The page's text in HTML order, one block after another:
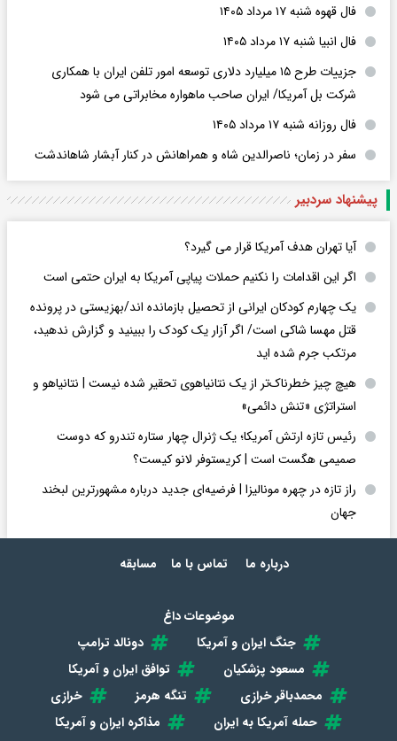
فال قهوه شنبه ۱۷ مرداد ۱۴۰۵
فال انبیا شنبه ۱۷ مرداد ۱۴۰۵
جزییات طرح ۱۵ میلیارد دلاری توسعه امور تلفن ایران با همکاری
شرکت بل آمریکا/ ایران صاحب ماهواره مخابراتی می شود
فال روزانه شنبه ۱۷ مرداد ۱۴۰۵
سفر در زمان؛ ناصرالدین شاه و همراهانش در کنار آبشار شاهاندشت
پیشنهاد سردبیر
آیا تهران هدف آمریکا قرار می گیرد؟
اگر این اقدامات را نکنیم حملات پیاپی آمریکا به ایران حتمی است
یک چهارم کودکان ایرانی از تحصیل بازمانده اند/بهزیستی در پرونده
قتل مهسا شاکی است/ اگر آزار یک کودک را ببینید و گزارش ندهید،
مرتکب جرم شده اید
هیچ چیز خطرناک‌تر از یک نتانیاهوی تحقیر شده نیست | نتانیاهو و
استراتژی «تنش دائمی»
رئیس تازه ارتش آمریکا؛ یک ژنرال چهار ستاره تندرو که دوست
صمیمی هگست است | کریستوفر لانو کیست؟
راز تازه در چهره مونالیزا | فرضیه‌ای جدید درباره مشهورترین لبخند
جهان
درباره ما تماس با ما مسابقه
موضوعات داغ
جنگ ایران و آمریکا
دونالد ترامپ
مسعود پزشکیان
توافق ایران و آمریکا
محمدباقر خرازی
تنگه هرمز
خرازی
حمله آمریکا به ایران
مذاکره ایران و آمریکا